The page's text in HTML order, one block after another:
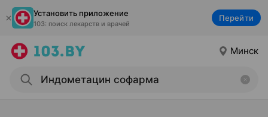
Установить приложение
103: поиск лекарств и врачей
Перейти
Минск